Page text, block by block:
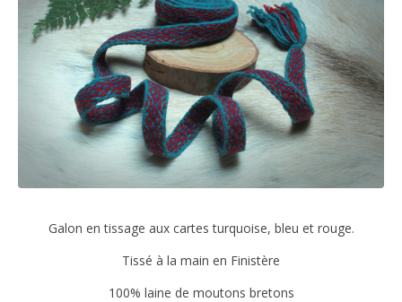
Galon en tissage aux cartes turquoise, bleu et rouge.
Tissé à la main en Finistère
100% laine de moutons bretons